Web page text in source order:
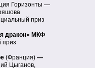
Горизонты —
приз
дракон» МКФ
приз
(Франция) —
Цыганов,